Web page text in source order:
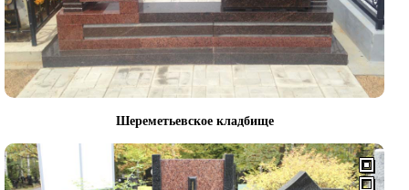
Шереметьевское кладбище